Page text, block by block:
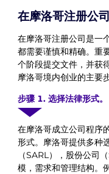
在摩洛哥注册公
在摩洛哥注册公司是一
都需要谨慎和精确。重
个阶段提交文件，并获
摩洛哥境内创业的主要步
步骤 1. 选择法律形式。
在摩洛哥成立公司程序
形式。摩洛哥提供多种
（SARL），股份公司
模，需求和管理结构。